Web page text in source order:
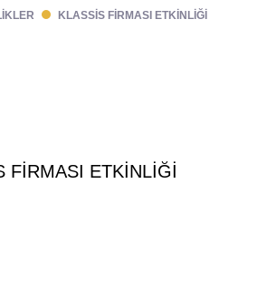
KLASSİS FİRMASI ETKİNLİĞİ
FİRMASI ETKİNLİĞİ